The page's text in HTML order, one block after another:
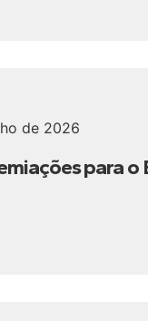
de 2026
para o